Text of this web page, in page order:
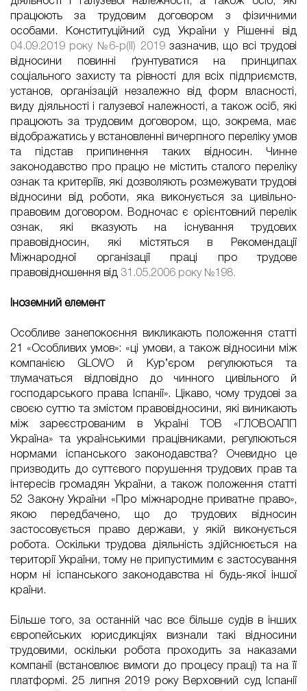
працюють за трудовим договором з фізичними
особами. Конституційний суд України у Рішенні від
04.09.2019 року №6-р(ІІ) 2019зазначив, що всі трудові
відносини повинні ґрунтуватися на принципах
соціального захисту та рівності для всіх підприємств,
установ, організацій незалежно від форм власності,
виду діяльності і галузевої належності, а також осіб, які
працюють за трудовим договором, що, зокрема, має
відображатись у встановленні вичерпного переліку умов
та підстав припинення таких відносин. Чинне
законодавство про працю не містить сталого переліку
ознак та критеріїв, які дозволяють розмежувати трудові
відносини від роботи, яка виконується за цивільно-
правовим договором. Водночас є орієнтовний перелік
ознак, які вказують на існування трудових
правовідносин, які містяться в Рекомендації
Міжнародної організації праці про трудове
правовідношення від 31.05.2006 року №198.
Іноземний елемент
Особливе занепокоєння викликають положення статті
21 «Особливих умов»: «ці умови, а також відносини між
компанією GLOVO й Кур’єром регулюються та
тлумачаться відповідно до чинного цивільного й
господарського права Іспанії». Цікаво, чому трудові за
своєю суттю та змістом правовідносини, які виникають
між зареєстрованим в Україні ТОВ «ГЛОВОАПП
Україна» та українськими працівниками, регулюються
нормами іспанського законодавства? Очевидно це
призводить до суттєвого порушення трудових прав та
інтересів громадян України, а також положення статті
52 Закону України «Про міжнародне приватне право»,
якою передбачено, що до трудових відносин
застосовується право держави, у якій виконується
робота. Оскільки трудова діяльність здійснюється на
території України, тому не припустимим є застосування
норм ні іспанського законодавства ні будь-якої іншої
країни.
Більше того, за останній час все більше судів в інших
європейських юрисдикціях визнали такі відносини
трудовими, оскільки робота проходить за наказами
компанії (встановлює вимоги до процесу праці) та на її
платформі. 25 липня 2019 року Верховний суд Іспанії